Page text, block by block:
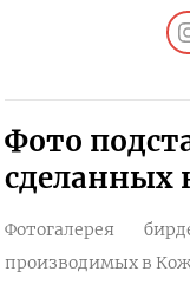
Фото
сделанных
Фотогалерея
производимых в